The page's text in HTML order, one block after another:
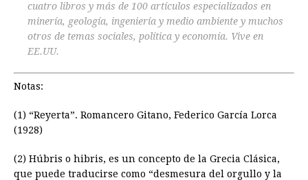
cuatro libros y más de 100 artículos especializados en
minería, geología, ingeniería y medio ambiente y muchos
otros de temas sociales, política y economía. Vive en
EE.UU.
Notas:
(1) “Reyerta”. Romancero Gitano, Federico García Lorca
(1928)
(2) Húbris o hibris, es un concepto de la Grecia Clásica,
que puede traducirse como “desmesura del orgullo y la